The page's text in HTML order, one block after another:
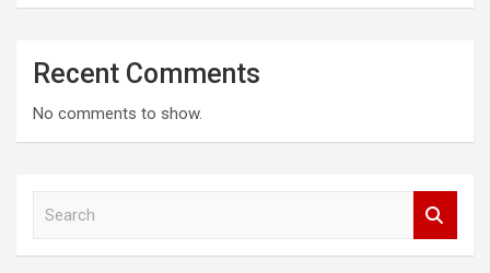
Recent Comments
No comments to show.